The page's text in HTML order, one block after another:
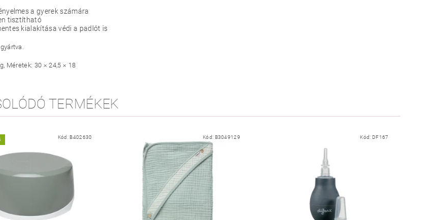
a gyerek számára
tisztítható
kialakítása védi a padlót is
Méretek: 30 × 24,5 × 18
TERMÉKEK
Kód: B402630 Kód: B3049129 Kód: DF167